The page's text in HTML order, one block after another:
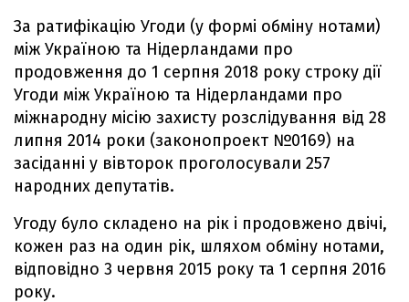
За ратифікацію Угоди (у формі обміну нотами)
між Україною та Нідерландами про
продовження до 1 серпня 2018 року строку дії
Угоди між Україною та Нідерландами про
міжнародну місію захисту розслідування від 28
липня 2014 роки (законопроект №0169) на
засіданні у вівторок проголосували 257
народних депутатів.
Угоду було складено на рік і продовжено двічі,
кожен раз на один рік, шляхом обміну нотами,
відповідно 3 червня 2015 року та 1 серпня 2016
року.